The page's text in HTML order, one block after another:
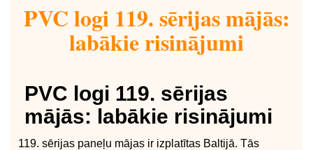
PVC logi 119. sērijas mājās:
labākie risinājumi
PVC logi 119. sērijas
mājās: labākie risinājumi
sērijas paneļu mājas ir izplatītas Baltijā. Tās